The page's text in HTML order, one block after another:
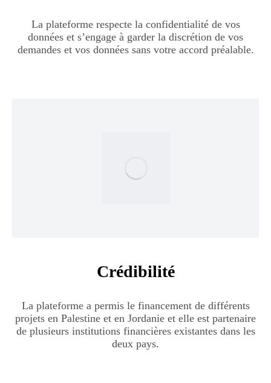
La plateforme respecte la confidentialité de vos
données et s’engage à garder la discrétion de vos
demandes et vos données sans votre accord préalable.
Crédibilité
La plateforme a permis le financement de différents
projets en Palestine et en Jordanie et elle est partenaire
de plusieurs institutions financières existantes dans les
deux pays.